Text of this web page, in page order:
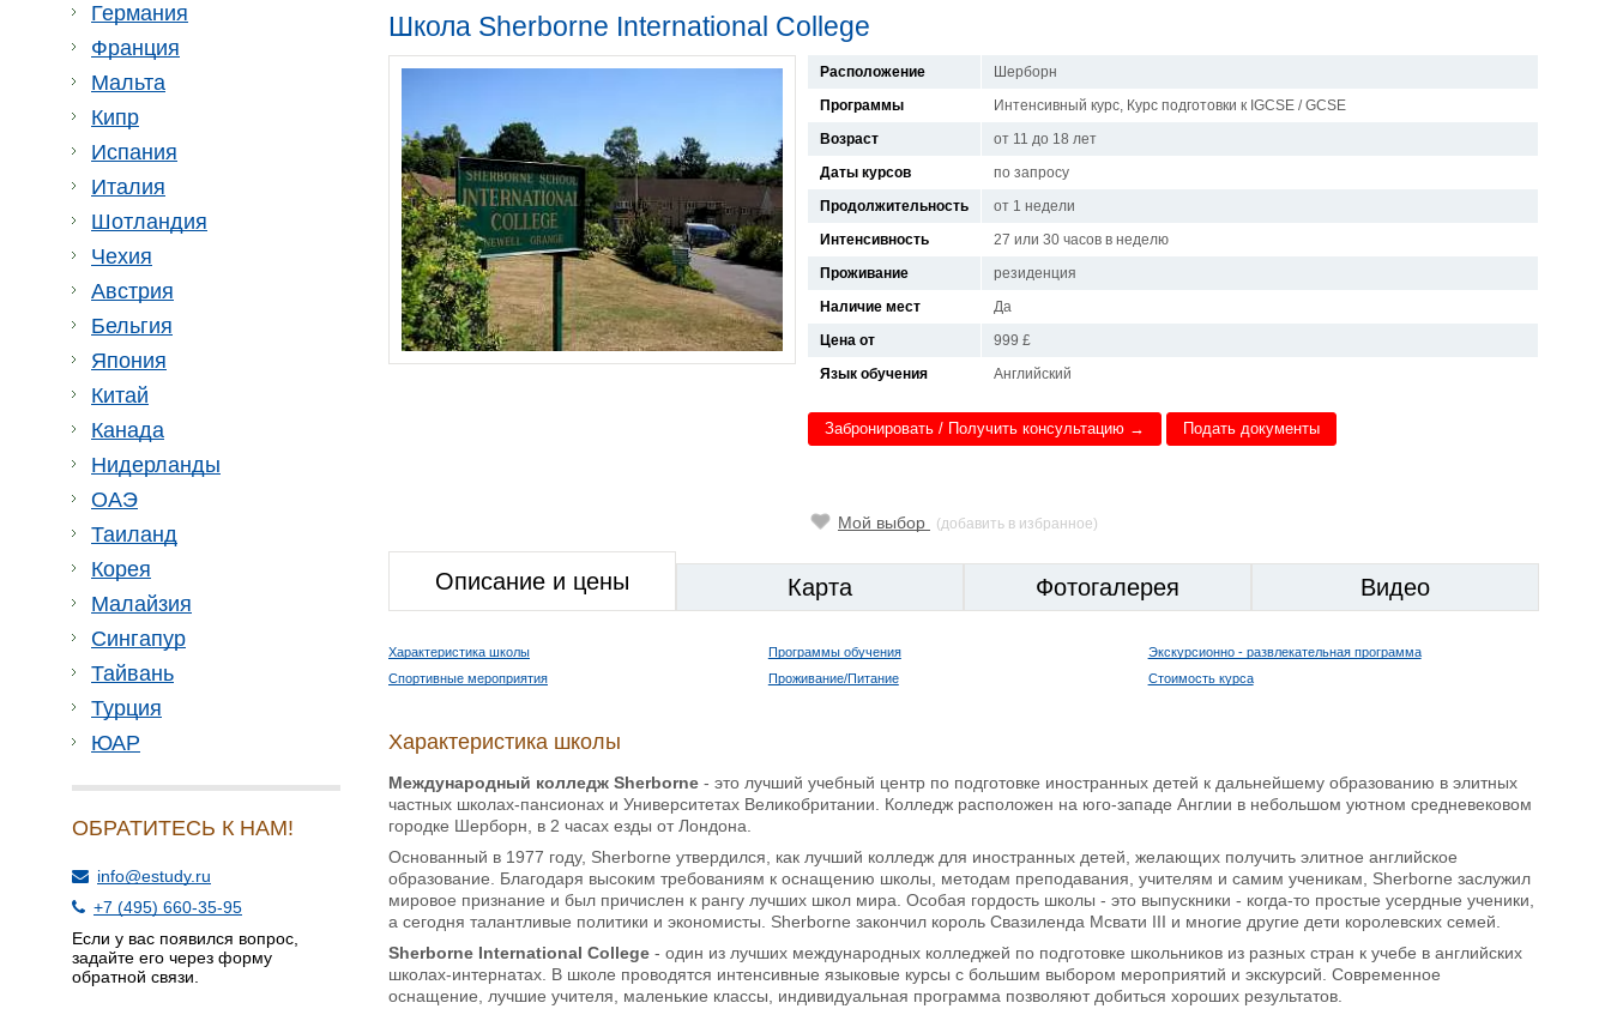
Германия
Франция
Мальта
Кипр
Испания
Италия
Шотландия
Чехия
Австрия
Бельгия
Япония
Китай
Канада
Нидерланды
ОАЭ
Таиланд
Корея
Малайзия
Сингапур
Тайвань
Турция
ЮАР
ОБРАТИТЕСЬ К НАМ!
info@estudy.ru
+7 (495) 660-35-95
Если у вас появился вопрос,
задайте его через форму
обратной связи.
Школа Sherborne International College
Расположение
Шерборн
Программы
Интенсивный курс, Курс подготовки к IGCSE / GCSE
Возраст
от 11 до 18 лет
Даты курсов
по запросу
Продолжительность
от 1 недели
Интенсивность
27 или 30 часов в неделю
Проживание
резиденция
Наличие мест
Да
Цена от
999 £
Язык обучения
Английский
Забронировать / Получить консультацию → Подать документы
Мой выбор (добавить в избранное)
Описание и цены Карта Фотогалерея Видео
Характеристика школы Программы обучения
Экскурсионно - развлекательная программа
Спортивные мероприятия
Проживание/Питание Стоимость курса
Характеристика школы
Международный колледж Sherborne - это лучший учебный центр по подготовке иностранных детей к дальнейшему образованию в элитных
частных школах-пансионах и Университетах Великобритании. Колледж расположен на юго-западе Англии в небольшом уютном средневековом
городке Шерборн, в 2 часах езды от Лондона.
Основанный в 1977 году, Sherborne утвердился, как лучший колледж для иностранных детей, желающих получить элитное английское
образование. Благодаря высоким требованиям к оснащению школы, методам преподавания, учителям и самим ученикам, Sherborne заслужил
мировое признание и был причислен к рангу лучших школ мира. Особая гордость школы - это выпускники - когда-то простые усердные ученики,
а сегодня талантливые политики и экономисты. Sherborne закончил король Свазиленда Мсвати III и многие другие дети королевских семей.
Sherborne International College - один из лучших международных колледжей по подготовке школьников из разных стран к учебе в английских
школах-интернатах. В школе проводятся интенсивные языковые курсы с большим выбором мероприятий и экскурсий. Современное
оснащение, лучшие учителя, маленькие классы, индивидуальная программа позволяют добиться хороших результатов.